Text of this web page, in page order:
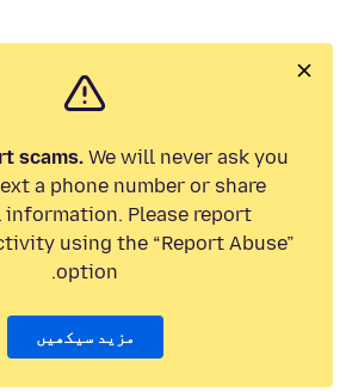
scams.We will never ask you
a phone number or share
information. Please report
using the “Report Abuse”
option.
مزید سیکھیں